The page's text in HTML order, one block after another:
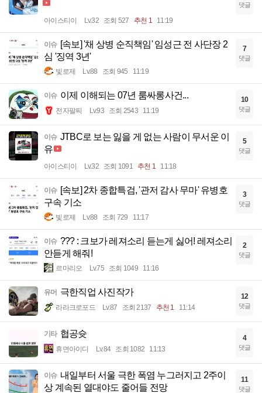
아이스티이 Lv.32 조회 527 추천 1 11:19
댓글
이슈 [속보] '채 상병 순직책임' 임성근 전 사단장 2
심 '징역 3년'
빛로제 Lv.88 조회 945 11:19
7
댓글
이슈 이제 이해되는 07년 룸싸롱사건...
전자팔찌 Lv.93 조회 2543 11:19
10
댓글
이슈 JTBC로 보는 잃을 게 없는 사람이 무서운 이
유
아이스티이 Lv.32 조회 1091 추천 1 11:18
5
댓글
이슈 [속보] 2차 종합특검, '관저 감사 무마' 유병호
구속 기소
빛로제 Lv.88 조회 729 11:17
3
댓글
이슈 ??? : 크보가 레져소리 듣는게 싫어! 레져소리
안듣게 해줘!
르마리오 Lv.75 조회 1049 11:16
2
댓글
유머 극한직업 사진작가
라라크로포드 Lv.87 조회 2137 추천 1 11:14
12
댓글
기타 협공슛
휴면아이디 Lv.84 조회 1082 11:13
4
댓글
이슈 내일부터 서울 극한 폭염 누그러지고 2주이
상 계속된 열대야도 줄어들 전망
11
댓글